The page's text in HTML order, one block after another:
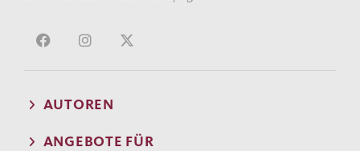
AUTOREN
ANGEBOTE FÜR